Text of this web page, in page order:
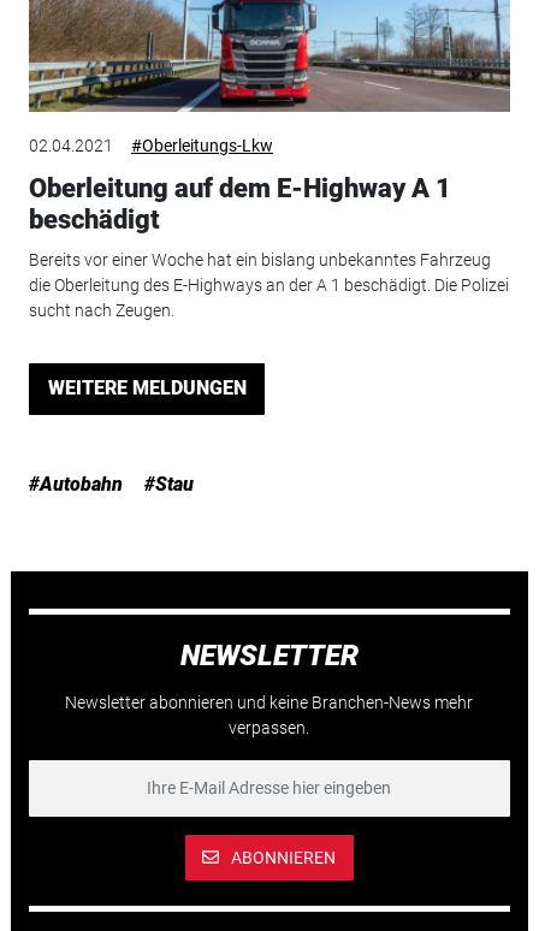
02.04.2021 #Oberleitungs-Lkw
Oberleitung auf dem E-Highway A 1
beschädigt
Bereits vor einer Woche hat ein bislang unbekanntes Fahrzeug
die Oberleitung des E-Highways an der A 1 beschädigt. Die Polizei
sucht nach Zeugen.
WEITERE MELDUNGEN
#Autobahn #Stau
NEWSLETTER
Newsletter abonnieren und keine Branchen-News mehr
verpassen.
ABONNIEREN